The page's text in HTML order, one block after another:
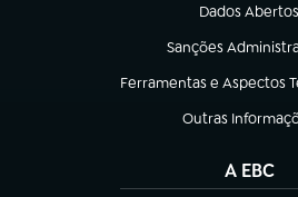
Dados Abertos
(abre em nova
Sanções
(abre em nova aba)
Ferramentas e Aspectos
(abre em nova aba)
Outras
(abre em nova
A EBC